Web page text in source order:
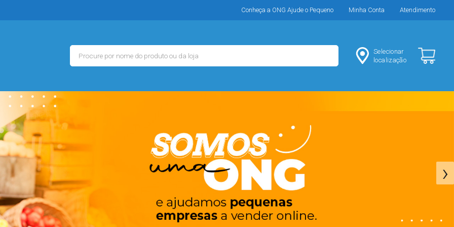
Conheça a ONG Ajude o Pequeno Minha Conta Atendimento
Selecionar
localização
›